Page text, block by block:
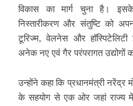
विकास का मार्ग चुना है।
निस्तारीकरण और संतुष्टि को
टूरिज्म, वेलनेस और
अनेक नए एवं गैर परंपरागत उद्योगों
उन्होंने कहा कि प्रधानमंत्री नरेंद्र
के सहयोग से एक ओर जहां राज्य में